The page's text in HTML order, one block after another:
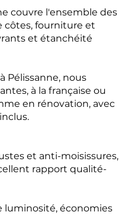
couvre l'ensemble des
côtes, fourniture et
et étanchéité
Pélissanne, nous
à la française ou
en rénovation, avec
et anti-moisissures,
rapport qualité-
luminosité, économies